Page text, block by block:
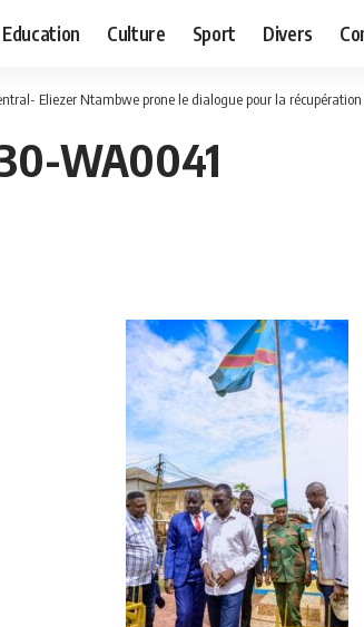
Education Culture Sport Divers
Eliezer Ntambwe prone le dialogue pour la
WA0041